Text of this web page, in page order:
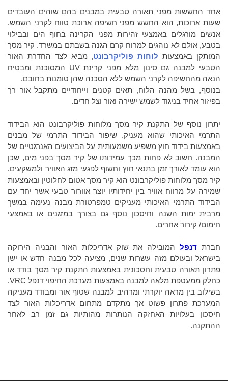
אחד החששות מפני תאורה טבעית במבנים בהם שוהים העובדים
שעות ארוכות, הוא החשש מפני חשיפה ארוכת טווח לקרני השמש.
אנשים מורגלים באמצעי זהירות מפני הקרינה בחוף הים ובבילוי
בטבע, אולם לא נוהגים למרוח קרם הגנה בשבתם במשרד. קיר מסך
המותקן באמצעות לוחות פוליקרבונט, מביא לצד החדרת האור
הטבעי למבנה גם סינון מלא מפני קרינת UV המסוכנת ומבטיח
הנאה מהחשיפה לקרני השמש ללא הסכנה שהן טומנות בחובם.
בנוסף, בשל מהנה הלוח, תאים קטנים וייחודיים מתקבל אור רך
בפיזור אחיד בניגוד לשמש ישירה ואור וצל חדים.
יתרון נוסף של התקנת קיר מסך מלוחות פוליקרבונט הוא הבידוד
התרמי האיכותי שהוא מעניק. שיפור הבידוד התרמי של מבנים
באמצעות בידוד חוץ משפיע משמעותית על הביצועים האנרגטיים של
המבנה. חשוב לא פחות מכך עמידותו של קיר מסך בפני מים, שכן
הוא עומד לאורך זמן בתנאי חוץ וחשוף לפגעי מזג האוויר ולמשקעים.
קיר מסך מלוחות פוליקרבונט הוא קיר מסך אטום לחלוטין ובאמצעות
שמירה על מרווח אוויר בין יחידותיו יוצר אוורור טבעי אשר יחד עם
הבידוד התרמי האיכותי מעניקים טמפרטורת מבנה נעימה במשך
מרבית ימות השנה וחיסכון נוסף גם בצורך במזגנים או באמצעי
חימום/ קירור אחרים.
חברת דנפל המובילה את שוק אדריכלות האור והבניה הירוקה
בישראל ובעולם מזה עשרות שנים, מציעה לכל מבנה חדש או ישן
פתרון תאורה טבעית וחסכונית באמצעות התקנת קיר מסך בודד או
כחלק ממעטפת מלאה למבנה באמצעות מערכת החיפוי דנפל VRC.
בשילוב בין מראה יוקרתי ומרהיב למבנה שטוף אור ומבודד מעניקה
המערכת פתרון פשוט אך מתקדם מתחום אדריכלות האור לצד
חיסכון בעלויות האחזקה הנותרות מהותיות גם זמן רב לאחר
ההתקנה.